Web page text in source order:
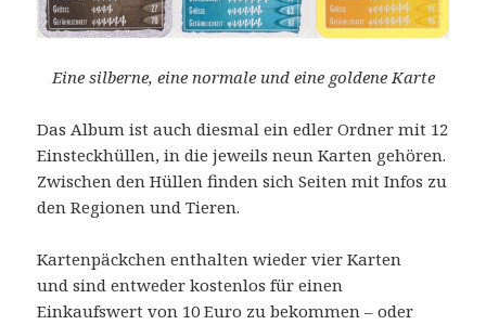
Eine silberne, eine normale und eine goldene Karte
Das Album ist auch diesmal ein edler Ordner mit 12
Einsteckhüllen, in die jeweils neun Karten gehören.
Zwischen den Hüllen finden sich Seiten mit Infos zu
den Regionen und Tieren.
Kartenpäckchen enthalten wieder vier Karten
und sind entweder kostenlos für einen
Einkaufswert von 10 Euro zu bekommen – oder